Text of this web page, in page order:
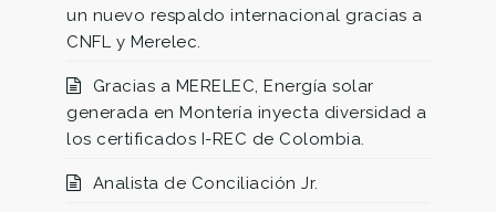
un nuevo respaldo internacional gracias a
CNFL y Merelec.
Gracias a MERELEC, Energía solar
generada en Montería inyecta diversidad a
los certificados I-REC de Colombia.
Analista de Conciliación Jr.